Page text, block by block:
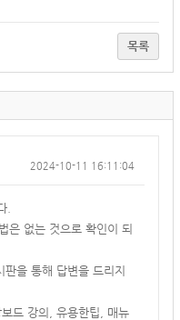
목록
2024-10-11 16:11:04
.
은 없는 것으로 확인이 되
을 통해 답변을 드리지
드 강의, 유용한팁, 매뉴